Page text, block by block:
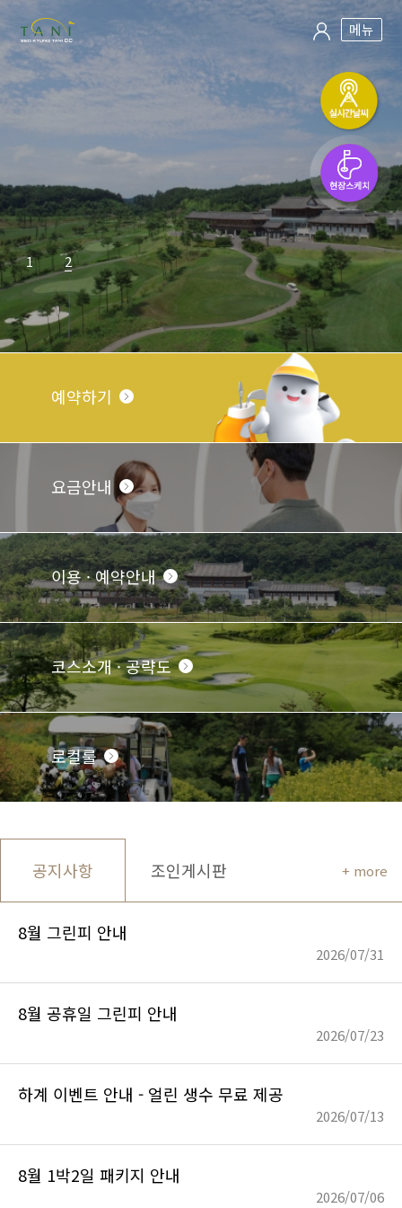
메뉴
1 2
예약하기
요금안내
이용 · 예약안내
코스소개 · 공략도
로컬룰
공지사항 조인게시판 + more
8월 그린피 안내
2026/07/31
8월 공휴일 그린피 안내
2026/07/23
하계 이벤트 안내 - 얼린 생수 무료 제공
2026/07/13
8월 1박2일 패키지 안내
2026/07/06